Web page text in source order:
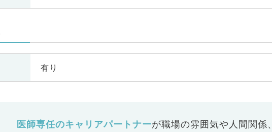
有り
医師専任のキャリアパートナーが職場の雰囲気や人間関係、